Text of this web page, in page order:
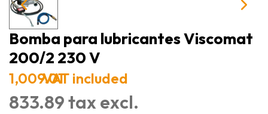
Bomba para lubricantes Viscomat
200/2 230 V
1,009.01VAT included
833.89 tax excl.